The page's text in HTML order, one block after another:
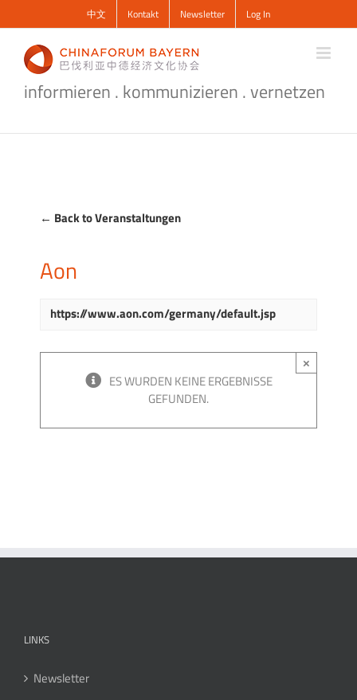
Inhalt
springen
中文 Kontakt Newsletter Log In
informieren . kommunizieren . vernetzen
← Back to Veranstaltungen
Aon
https://www.aon.com/germany/default.jsp
×
ES WURDEN KEINE ERGEBNISSE
GEFUNDEN.
LINKS
Newsletter